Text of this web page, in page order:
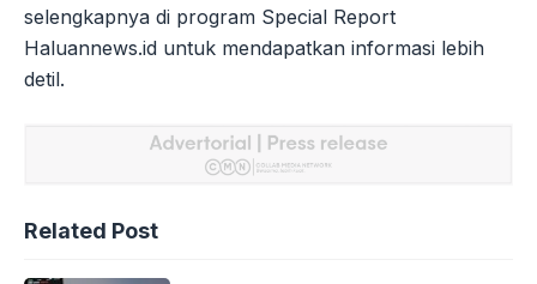
selengkapnya di program Special Report
Haluannews.id untuk mendapatkan informasi lebih
detil.
Related Post